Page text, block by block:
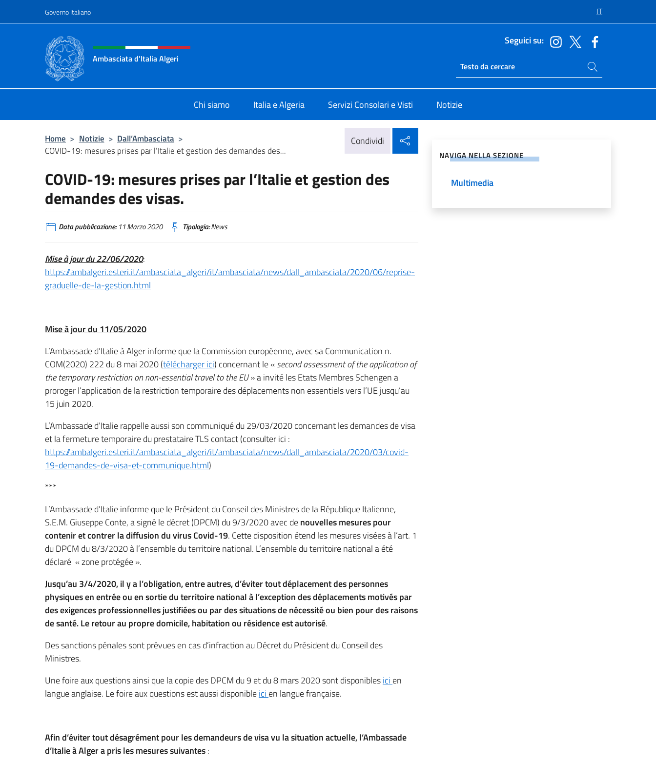
Governo Italiano IT
Intestazione sito, social e menù
Ambasciata d’Italia Algeri
Seguici su:
Ricerca sito live
Cerca nel sito
Chi siamo Italia e Algeria Servizi Consolari e Visti Notizie
Home > Notizie > Dall’Ambasciata >
COVID-19: mesures prises par l’Italie et gestion des demandes des...
Condividi
COVID-19: mesures prises par l’Italie et gestion des
demandes des visas.
Data pubblicazione:11 Marzo 2020 Tipologia:News
Mise à jour du 22/06/2020:
https://ambalgeri.esteri.it/ambasciata_algeri/it/ambasciata/news/dall_ambasciata/2020/06/reprise-
graduelle-de-la-gestion.html
Mise à jour du 11/05/2020
L’Ambassade d’Italie à Alger informe que la Commission européenne, avec sa Communication n.
COM(2020) 222 du 8 mai 2020 (télécharger ici) concernant le «second assessment of the application of
the temporary restriction on non-essential travel to the EU» a invité les Etats Membres Schengen a
proroger l’application de la restriction temporaire des déplacements non essentiels vers l’UE jusqu’au
15 juin 2020.
L’Ambassade d’Italie rappelle aussi son communiqué du 29/03/2020 concernant les demandes de visa
et la fermeture temporaire du prestataire TLS contact (consulter ici :
https://ambalgeri.esteri.it/ambasciata_algeri/it/ambasciata/news/dall_ambasciata/2020/03/covid-
19-demandes-de-visa-et-communique.html)
***
L’Ambassade d’Italie informe que le Président du Conseil des Ministres de la République Italienne,
S.E.M. Giuseppe Conte, a signé le décret (DPCM) du 9/3/2020 avec denouvelles mesures pour
contenir et contrer la diffusion du virus Covid-19. Cette disposition étend les mesures visées à l’art. 1
du DPCM du 8/3/2020 à l’ensemble du territoire national. L’ensemble du territoire national a été
déclaré « zone protégée ».
Jusqu’au 3/4/2020, il y a l’obligation, entre autres, d’éviter tout déplacement des personnes
physiques en entrée ou en sortie du territoire national à l’exception des déplacements motivés par
des exigences professionnelles justifiées ou par des situations de nécessité ou bien pour des raisons
de santé. Le retour au propre domicile, habitation ou résidence est autorisé.
Des sanctions pénales sont prévues en cas d’infraction au Décret du Président du Conseil des
Ministres.
Une foire aux questions ainsi que la copie des DPCM du 9 et du 8 mars 2020 sont disponiblesici en
langue anglaise. Le foire aux questions est aussi disponibleici en langue française.
Afin d’éviter tout désagrément pour les demandeurs de visa vu la situation actuelle, l’Ambassade
d’Italie à Alger a pris les mesures suivantes:
NAVIGA NELLA SEZIONE
Multimedia